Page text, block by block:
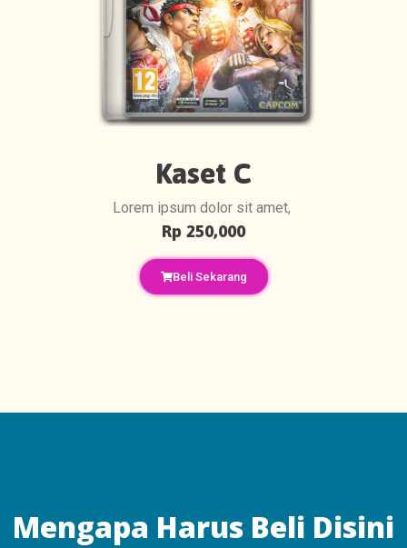
Kaset C
Lorem ipsum dolor sit amet,
Rp 250,000
Beli Sekarang
Mengapa Harus Beli Disini